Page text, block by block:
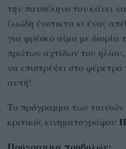
την πανσέληνο τον κάνει
ζωώδη ένστικτα κι ένας
για φρέσκο αίμα με διορία
πρώτων αχτίδων του
να επιστρέψει στο φέρετρό
αυτή!
Το πρόγραμμα των ταινιών
κριτικός κινηματογράφου
Πρόγραμμα προβολών: